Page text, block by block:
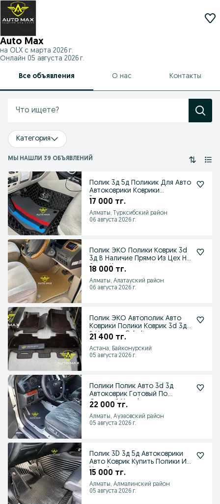
Auto Max
на OLX с марта 2026 г.
Онлайн 05 августа 2026 г.
Все объявления О нас Контакты
Категория
МЫ НАШЛИ 39 ОБЪЯВЛЕНИЙ
Полик 3д 5д Поликик Для Авто
Автоковрики Коврики
Рассрочка
17 000 тг.
Алматы, Турксибский район
06 августа 2026 г.
Полик ЭКО Полики Коврик 3d
3д В Наличие Прямо Из Цех На
Заказ Коврик
18 000 тг.
Алматы, Алатауский район
06 августа 2026 г.
Полик ЭКО Автополик Авто
Коврики Полики Коврик 3d 3д
В Наличие Cobalt
21 400 тг.
Астана, Байконурский
05 августа 2026 г.
Полики Полик Авто 3d 3д
Автоковрик Готовый По
Оптовой Цене!
22 000 тг.
Алматы, Ауэзовский район
05 августа 2026 г.
Полик 3D 3д 5д Автоковрики
Авто Коврик Купить Полики Из
Цеха !
15 000 тг.
Алматы, Алмалинский район
05 августа 2026 г.